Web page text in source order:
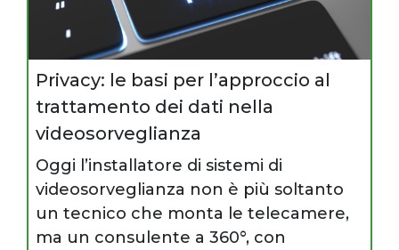
Privacy: le basi per l’approccio al
trattamento dei dati nella
videosorveglianza
Oggi l’installatore di sistemi di
videosorveglianza non è più soltanto
un tecnico che monta le telecamere,
ma un consulente a 360°, con